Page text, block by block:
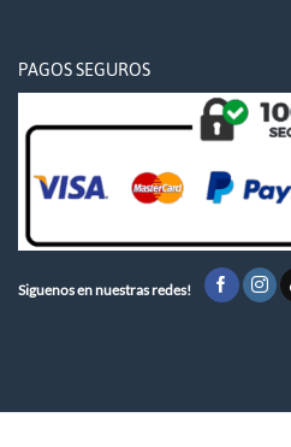
PAGOS SEGUROS
Siguenos en nuestras redes!